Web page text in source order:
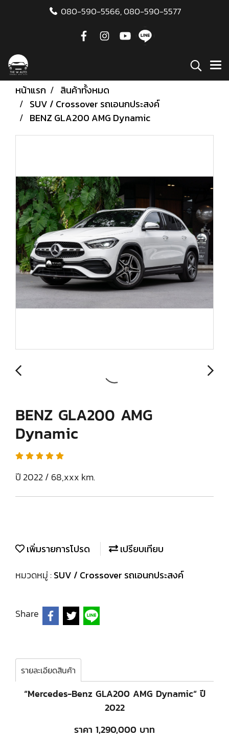
080-590-5566,080-590-5577
หน้าแรก
สินค้าทั้งหมด
SUV / Crossover รถเอนกประสงค์
BENZ GLA200 AMG Dynamic
BENZ GLA200 AMG
Dynamic
ปี 2022 / 68,xxx km.
เพิ่มรายการโปรด
เปรียบเทียบ
หมวดหมู่ :SUV / Crossover รถเอนกประสงค์
Share
รายละเอียดสินค้า
“Mercedes-Benz GLA200 AMG Dynamic“ ปี
2022
ราคา 1,290,000 บาท